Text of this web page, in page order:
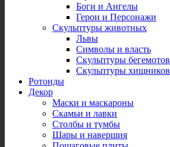
Боги и Ангелы
Герои и Персонажи
Скульптуры животных
Львы
Символы и власть
Скульптуры бегемотов
Скульптуры хищников
Ротонды
Декор
Маски и маскароны
Скамьи и лавки
Столбы и тумбы
Шары и навершия